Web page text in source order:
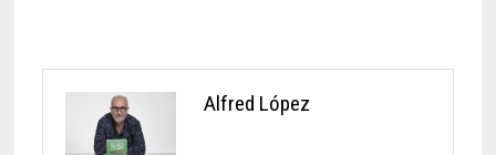
Alfred López